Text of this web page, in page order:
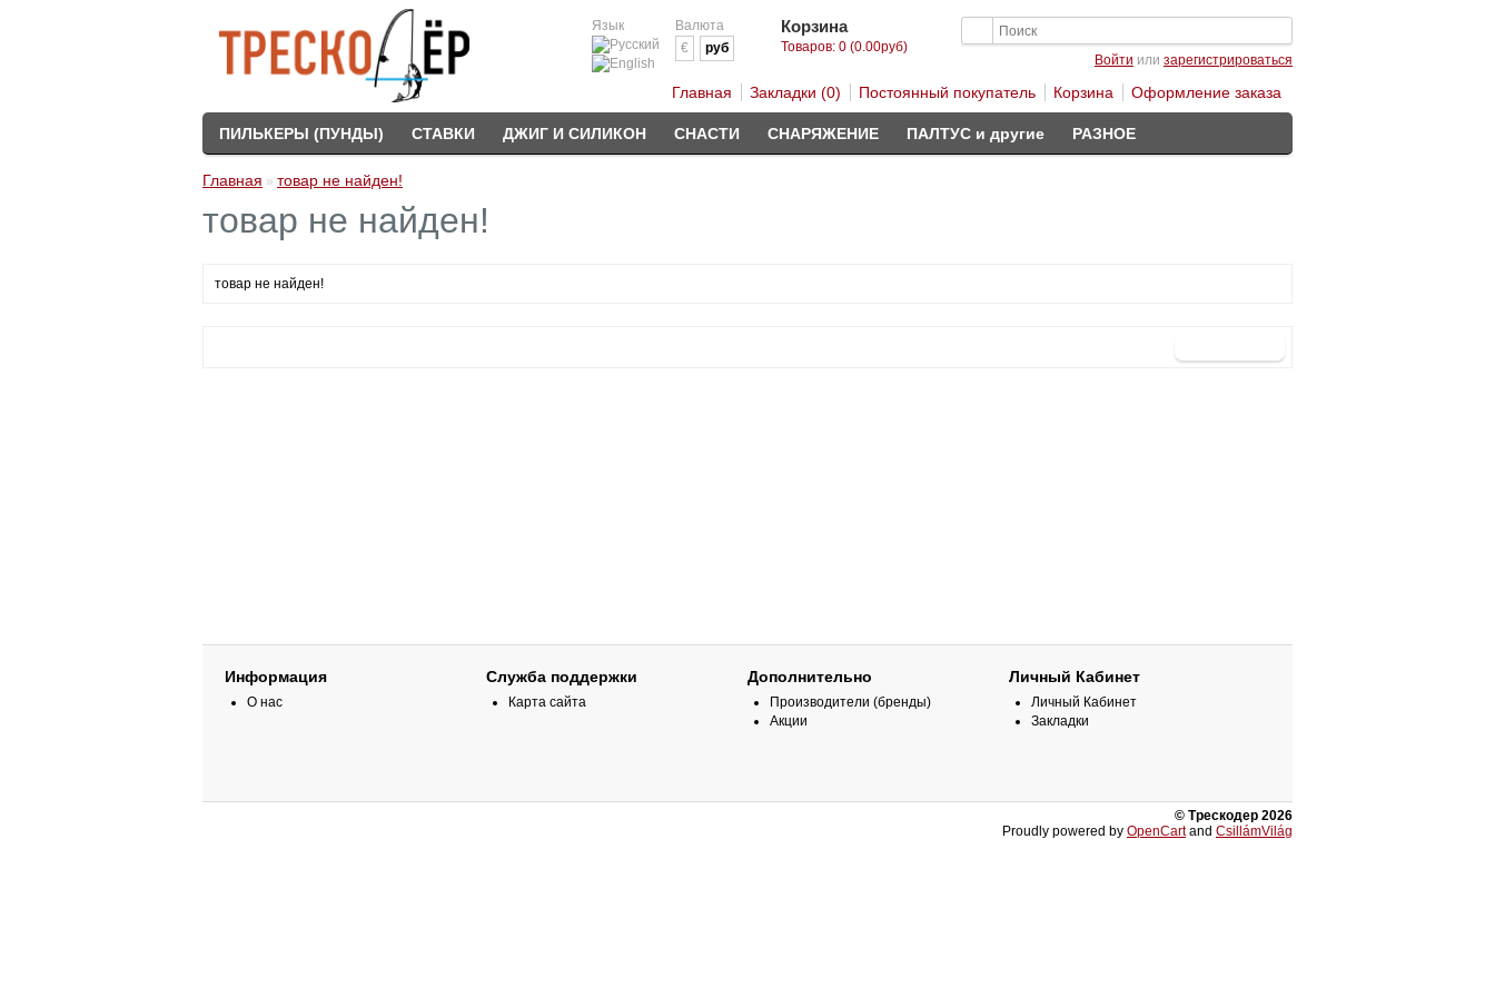
Язык
Валюта
€
руб
Корзина
Товаров: 0 (0.00руб)
Войти или зарегистрироваться
Главная Закладки (0) Постоянный покупатель Корзина Оформление заказа
ПИЛЬКЕРЫ (ПУНДЫ) СТАВКИ ДЖИГ И СИЛИКОН СНАСТИ СНАРЯЖЕНИЕ ПАЛТУС и другие РАЗНОЕ
Главная » товар не найден!
товар не найден!
товар не найден!
Информация
О нас
Служба поддержки
Карта сайта
Дополнительно
Производители (бренды)
Акции
Личный Кабинет
Личный Кабинет
Закладки
© Трескодер 2026
Proudly powered by OpenCartand CsillámVilág